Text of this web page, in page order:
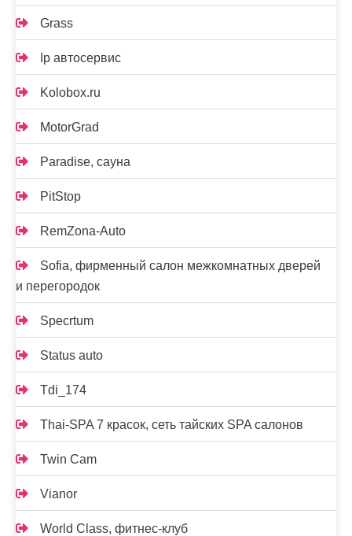
Grass
Ip автосервис
Kolobox.ru
MotorGrad
Paradise, сауна
PitStop
RemZona-Auto
Sofia, фирменный салон межкомнатных дверей
и перегородок
Specrtum
Status auto
Tdi_174
Thai-SPA 7 красок, сеть тайских SPA салонов
Twin Cam
Vianor
World Class, фитнес-клуб